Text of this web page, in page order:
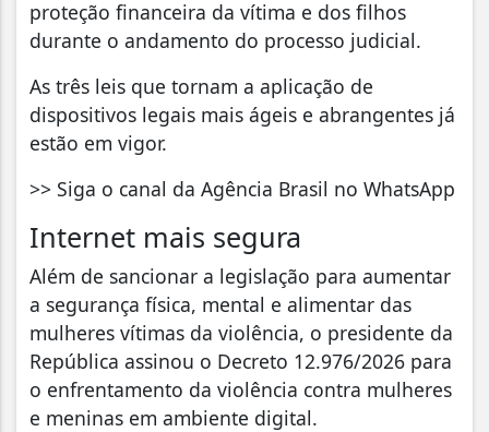
proteção financeira da vítima e dos filhos
durante o andamento do processo judicial.
As três leis que tornam a aplicação de
dispositivos legais mais ágeis e abrangentes já
estão em vigor.
>> Siga o canal da Agência Brasil no WhatsApp​
Internet mais segura
Além de sancionar a legislação para aumentar
a segurança física, mental e alimentar das
mulheres vítimas da violência, o presidente da
República assinou o Decreto 12.976/2026 para
o enfrentamento da violência contra mulheres
e meninas em ambiente digital.